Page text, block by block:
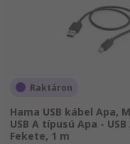
Raktáron
Hama USB kábel Apa,
USB A típusú Apa -
Fekete, 1 m